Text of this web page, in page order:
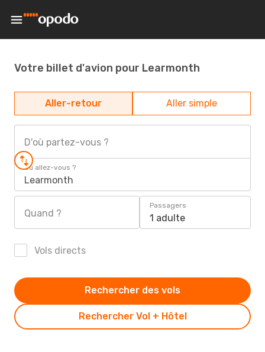
Votre billet d'avion pour Learmonth
Aller-retour Aller simple
D'où partez-vous ?
Où allez-vous ?
Learmonth
Quand ?
Passagers
1 adulte
Vols directs
Rechercher Vol + Hôtel
Rechercher des vols